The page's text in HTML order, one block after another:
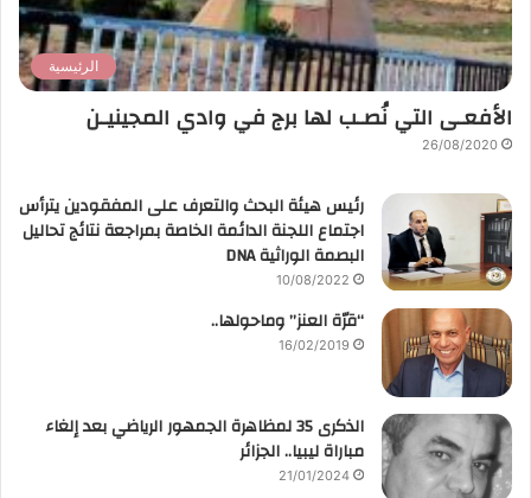
الرئيسية
الأفعـى التي نُصـب لها برج في وادي المجينيـن
26/08/2020
رئيس هيئة البحث والتعرف على المفقودين يترأس
اجتماع اللجنة الدائمة الخاصة بمراجعة نتائج تحاليل
البصمة الوراثية DNA
10/08/2022
“قرّة العنز” وماحولها..
16/02/2019
الذكرى 35 لمظاهرة الجمهور الرياضي بعد إلغاء
مباراة ليبيا.. الجزائر
21/01/2024